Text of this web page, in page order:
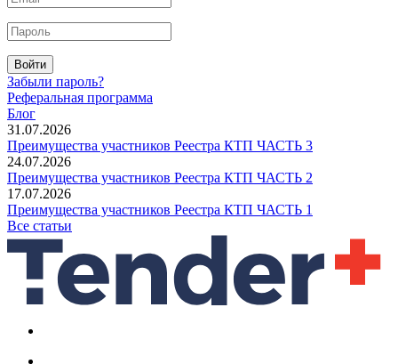
Войти
Забыли пароль?
Реферальная программа
Блог
31.07.2026
Преимущества участников Реестра КТП ЧАСТЬ 3
24.07.2026
Преимущества участников Реестра КТП ЧАСТЬ 2
17.07.2026
Преимущества участников Реестра КТП ЧАСТЬ 1
Все статьи